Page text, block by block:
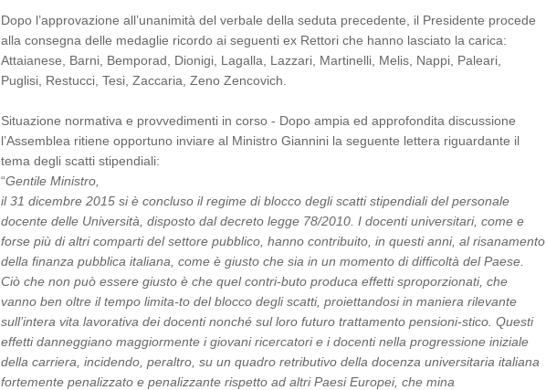
Dopo l’approvazione all’unanimità del verbale della seduta precedente, il Presidente procede
alla consegna delle medaglie ricordo ai seguenti ex Rettori che hanno lasciato la carica:
Attaianese, Barni, Bemporad, Dionigi, Lagalla, Lazzari, Martinelli, Melis, Nappi, Paleari,
Puglisi, Restucci, Tesi, Zaccaria, Zeno Zencovich.
Situazione normativa e provvedimenti in corso - Dopo ampia ed approfondita discussione
l’Assemblea ritiene opportuno inviare al Ministro Giannini la seguente lettera riguardante il
tema degli scatti stipendiali:
“Gentile Ministro,
il 31 dicembre 2015 si è concluso il regime di blocco degli scatti stipendiali del personale
docente delle Università, disposto dal decreto legge 78/2010. I docenti universitari, come e
forse più di altri comparti del settore pubblico, hanno contribuito, in questi anni, al risanamento
della finanza pubblica italiana, come è giusto che sia in un momento di difficoltà del Paese.
Ciò che non può essere giusto è che quel contri-buto produca effetti sproporzionati, che
vanno ben oltre il tempo limita-to del blocco degli scatti, proiettandosi in maniera rilevante
sull’intera vita lavorativa dei docenti nonché sul loro futuro trattamento pensioni-stico. Questi
effetti danneggiano maggiormente i giovani ricercatori e i docenti nella progressione iniziale
della carriera, incidendo, peraltro, su un quadro retributivo della docenza universitaria italiana
fortemente penalizzato e penalizzante rispetto ad altri Paesi Europei, che mina